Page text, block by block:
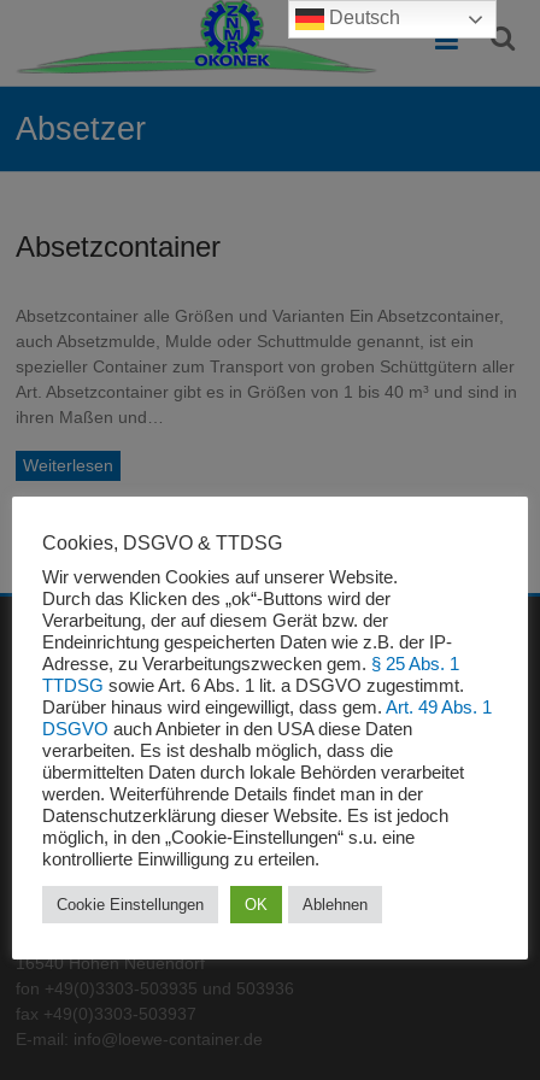
springen
Containerbau
Polen
–
Qualität
besten
Preis
Normcontainer
Sondercontainer
für
Lagerung
und
Absetzer
Absetzcontainer
Absetzcontainer alle Größen und Varianten Ein Absetzcontainer,
auch Absetzmulde, Mulde oder Schuttmulde genannt, ist ein
spezieller Container zum Transport von groben Schüttgütern aller
Art. Absetzcontainer gibt es in Größen von 1 bis 40 m³ und sind in
ihren Maßen und…
Weiterlesen
POLSKA
Bernadeta Pluwak
fon + 48 67 266 90 50
fax + 48 67 266 90 52
Mobil + 601 747 863
e-mail: poczta@znmrokonek.pl
DEUTSCHLAND – INTERNATIONAL
Löwe Handelsgesellschaft mbH
16540 Hohen Neuendorf
fon +49(0)3303-503935 und 503936
fax +49(0)3303-503937
E-mail: info@loewe-container.de
Cookies, DSGVO & TTDSG
Wir verwenden Cookies auf unserer Website.
Durch das Klicken des „ok“-Buttons wird der
Verarbeitung, der auf diesem Gerät bzw. der
Endeinrichtung gespeicherten Daten wie z.B. der IP-
Adresse, zu Verarbeitungszwecken gem. § 25 Abs. 1
TTDSG sowie Art. 6 Abs. 1 lit. a DSGVO zugestimmt.
Darüber hinaus wird eingewilligt, dass gem. Art. 49 Abs. 1
DSGVO auch Anbieter in den USA diese Daten
verarbeiten. Es ist deshalb möglich, dass die
übermittelten Daten durch lokale Behörden verarbeitet
werden. Weiterführende Details findet man in der
Datenschutzerklärung dieser Website. Es ist jedoch
möglich, in den „Cookie-Einstellungen“ s.u. eine
kontrollierte Einwilligung zu erteilen.
Cookie Einstellungen OK Ablehnen
Deutsch